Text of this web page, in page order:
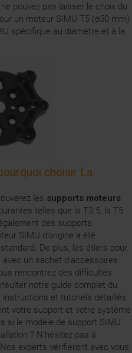
pouvez pas laisser le choix du
un moteur SIMU T5 (ø50 mm)
spécifique au diamètre et à la
choisir La
les supports moteurs
telles que la T3.5, la T5
des supports
SIMU d’origine a été
De plus, les étiers pour
un sachet d'accessoires
rencontrez des difficultés
notre guide complet du
et tutoriels détaillés
votre support et votre système
si le modèle de support SIMU
? N'hésitez pas à
experts vérifieront avec vous